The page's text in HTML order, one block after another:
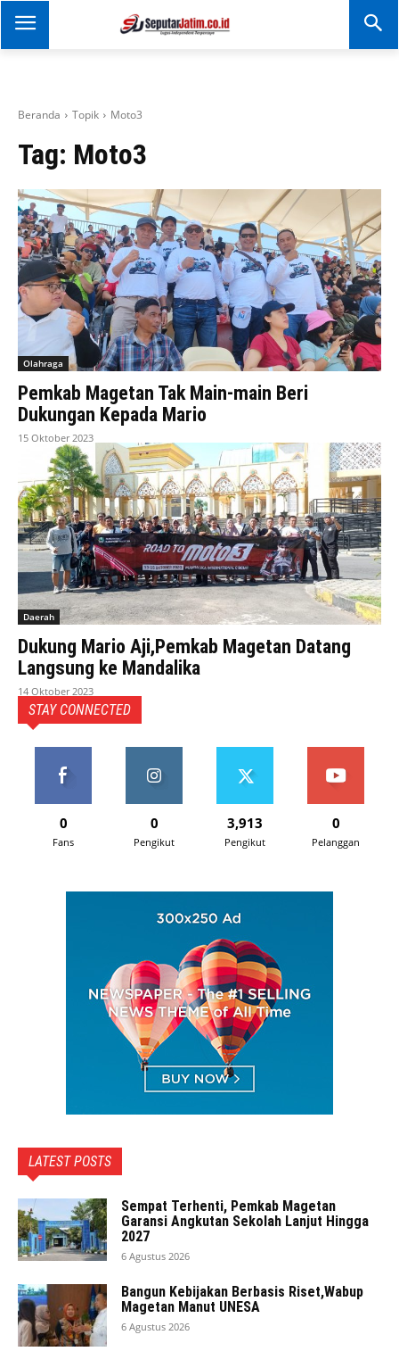
SEPUTAR JATIM
Portal Informasi Dan
Beranda Topik Moto3
Tag: Moto3
Olahraga
Pemkab Magetan Tak Main-main Beri
Dukungan Kepada Mario
15 Oktober 2023
Daerah
Dukung Mario Aji,Pemkab Magetan Datang
Langsung ke Mandalika
14 Oktober 2023
STAY CONNECTED
0
Fans
0
Pengikut
3,913
Pengikut
0
Pelanggan
LATEST POSTS
Sempat Terhenti, Pemkab Magetan
Garansi Angkutan Sekolah Lanjut Hingga
2027
6 Agustus 2026
Bangun Kebijakan Berbasis Riset,Wabup
Magetan Manut UNESA
6 Agustus 2026